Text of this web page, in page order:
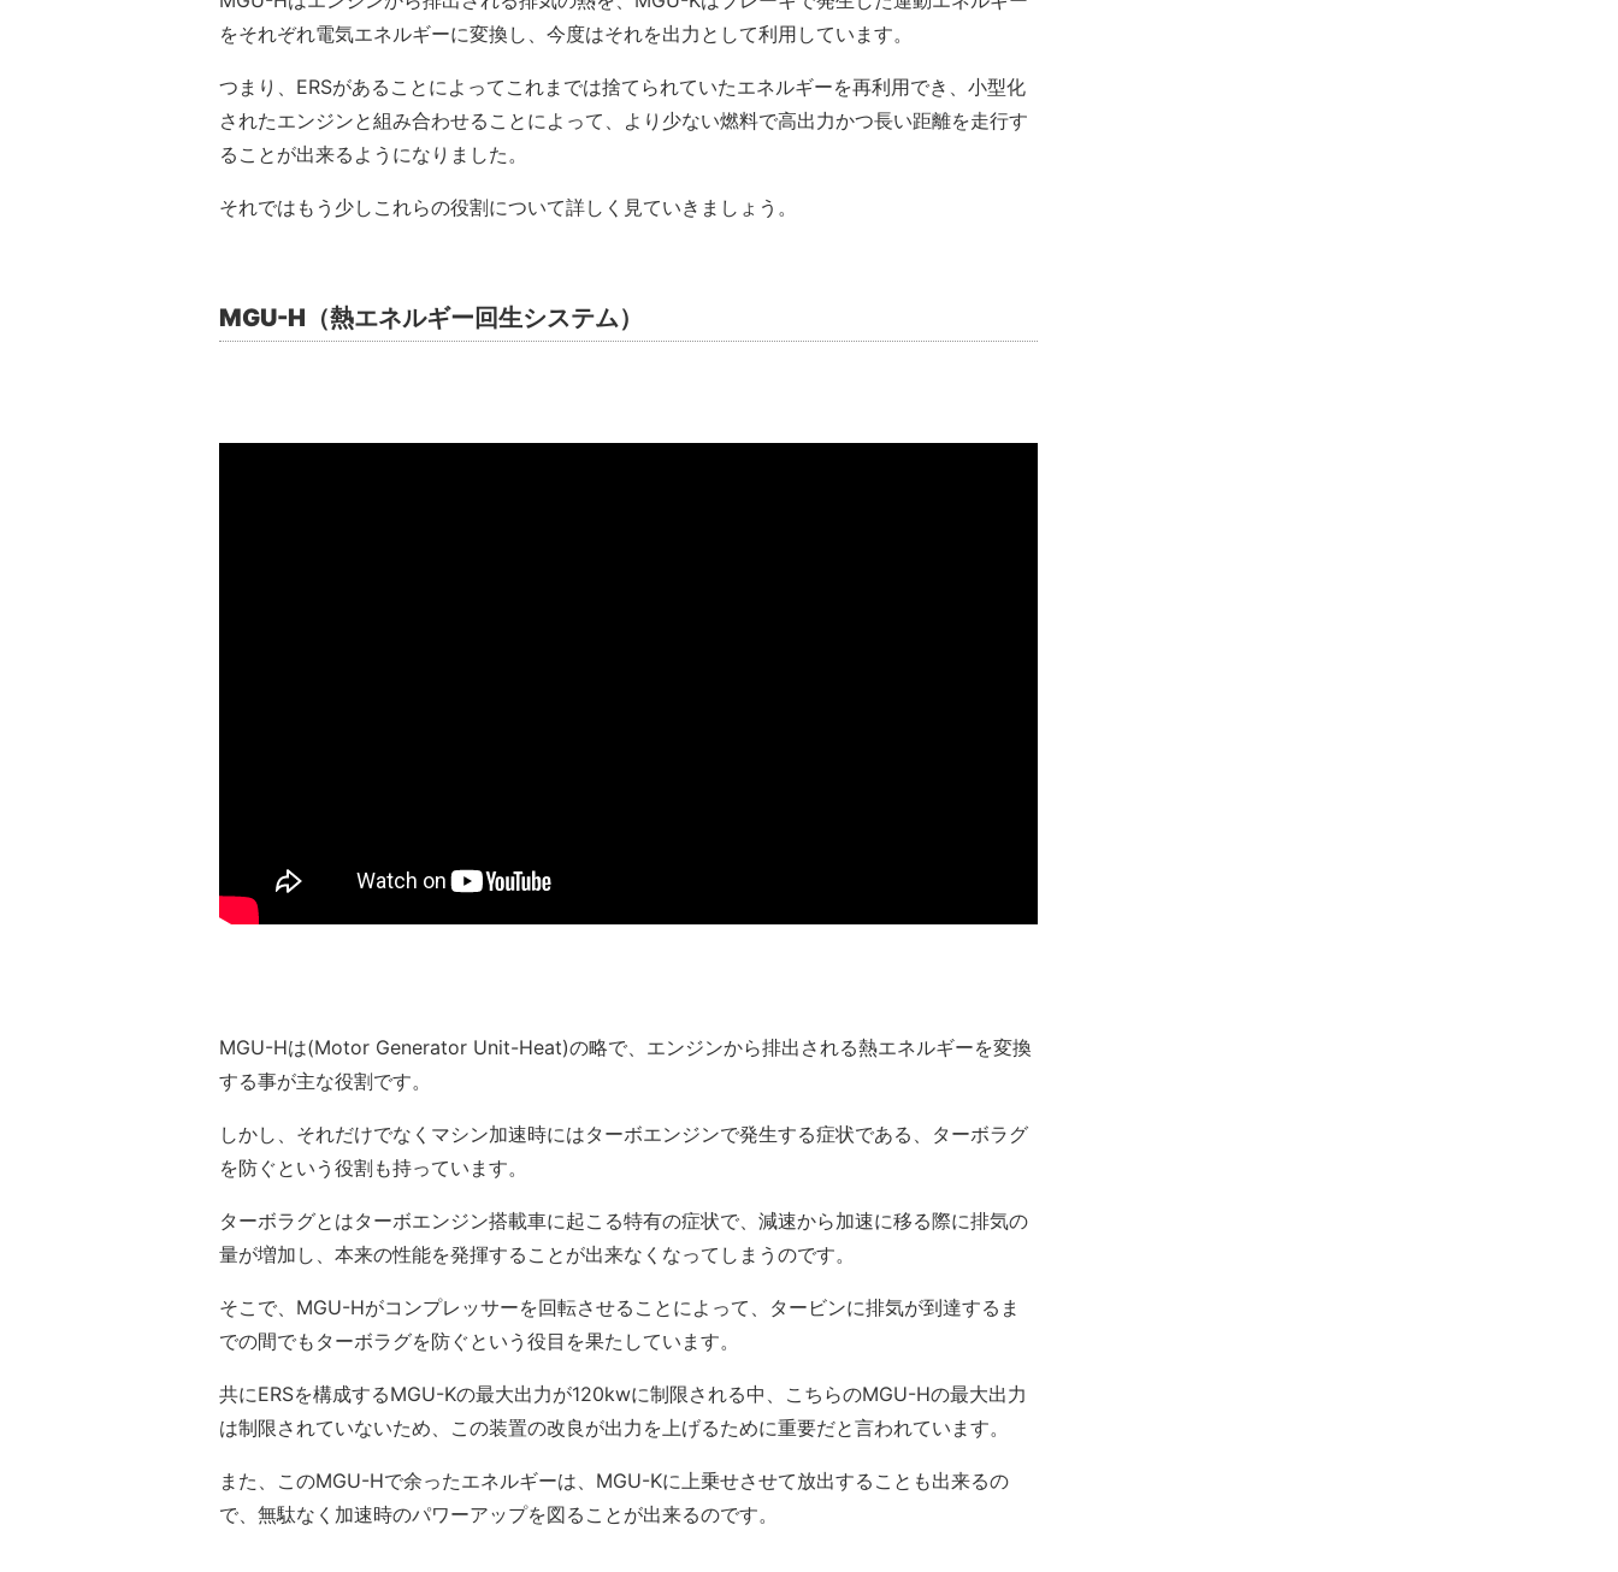
をそれぞれ電気エネルギーに変換し、今度はそれを出力として利用しています。
つまり、ERSがあることによってこれまでは捨てられていたエネルギーを再利用でき、小型化
されたエンジンと組み合わせることによって、より少ない燃料で高出力かつ長い距離を走行す
ることが出来るようになりました。
それではもう少しこれらの役割について詳しく見ていきましょう。
MGU-H（熱エネルギー回生システム）
MGU-Hは(Motor Generator Unit-Heat)の略で、エンジンから排出される熱エネルギーを変換
する事が主な役割です。
しかし、それだけでなくマシン加速時にはターボエンジンで発生する症状である、ターボラグ
を防ぐという役割も持っています。
ターボラグとはターボエンジン搭載車に起こる特有の症状で、減速から加速に移る際に排気の
量が増加し、本来の性能を発揮することが出来なくなってしまうのです。
そこで、MGU-Hがコンプレッサーを回転させることによって、タービンに排気が到達するま
での間でもターボラグを防ぐという役目を果たしています。
共にERSを構成するMGU-Kの最大出力が120kwに制限される中、こちらのMGU-Hの最大出力
は制限されていないため、この装置の改良が出力を上げるために重要だと言われています。
また、このMGU-Hで余ったエネルギーは、MGU-Kに上乗せさせて放出することも出来るの
で、無駄なく加速時のパワーアップを図ることが出来るのです。